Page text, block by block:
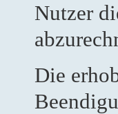
Nutzer
Die